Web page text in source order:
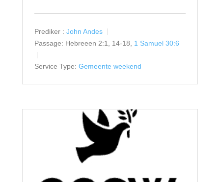
Prediker : John Andes
Passage: Hebreeen 2:1, 14-18, 1 Samuel 30:6
Service Type: Gemeente weekend